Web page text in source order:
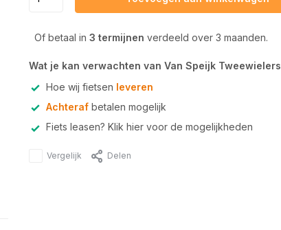
Of betaal in 3 termijnen verdeeld over 3 maanden.
Wat je kan verwachten van Van Speijk Tweewielers
Hoe wij fietsen leveren
Achterafbetalen mogelijk
Fiets leasen? Klik hier voor de mogelijkheden
Vergelijk Delen